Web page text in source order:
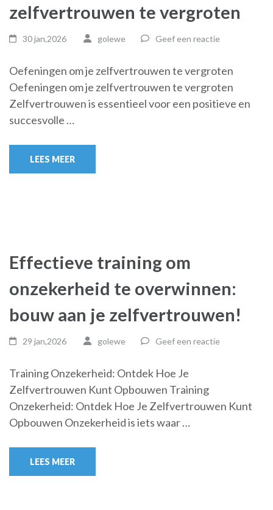
zelfvertrouwen te vergroten
30 jan,2026 golewe Geef een reactie
Oefeningen om je zelfvertrouwen te vergroten
Oefeningen om je zelfvertrouwen te vergroten
Zelfvertrouwen is essentieel voor een positieve en
succesvolle …
LEES MEER
Effectieve training om
onzekerheid te overwinnen:
bouw aan je zelfvertrouwen!
29 jan,2026 golewe Geef een reactie
Training Onzekerheid: Ontdek Hoe Je
Zelfvertrouwen Kunt Opbouwen Training
Onzekerheid: Ontdek Hoe Je Zelfvertrouwen Kunt
Opbouwen Onzekerheid is iets waar …
LEES MEER